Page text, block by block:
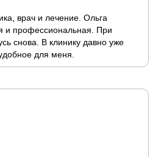
врач и лечение. Ольга
и профессиональная. При
снова. В клинику давно уже
для меня.